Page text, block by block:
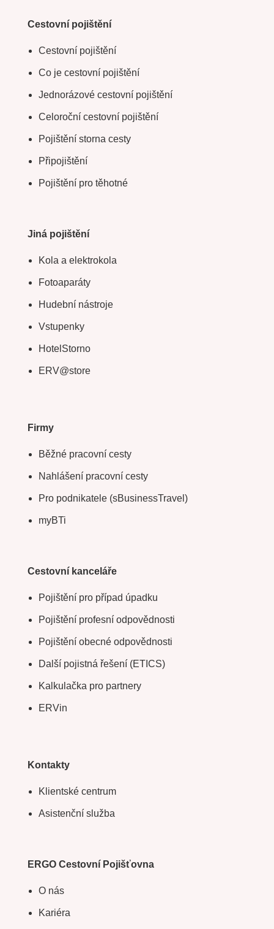
Cestovní pojištění
Cestovní pojištění
Co je cestovní pojištění
Jednorázové cestovní pojištění
Celoroční cestovní pojištění
Pojištění storna cesty
Připojištění
Pojištění pro těhotné
Jiná pojištění
Kola a elektrokola
Fotoaparáty
Hudební nástroje
Vstupenky
HotelStorno
ERV@store
Firmy
Běžné pracovní cesty
Nahlášení pracovní cesty
Pro podnikatele (sBusinessTravel)
myBTi
Cestovní kanceláře
Pojištění pro případ úpadku
Pojištění profesní odpovědnosti
Pojištění obecné odpovědnosti
Další pojistná řešení (ETICS)
Kalkulačka pro partnery
ERVin
Kontakty
Klientské centrum
Asistenční služba
ERGO Cestovní Pojišťovna
O nás
Kariéra